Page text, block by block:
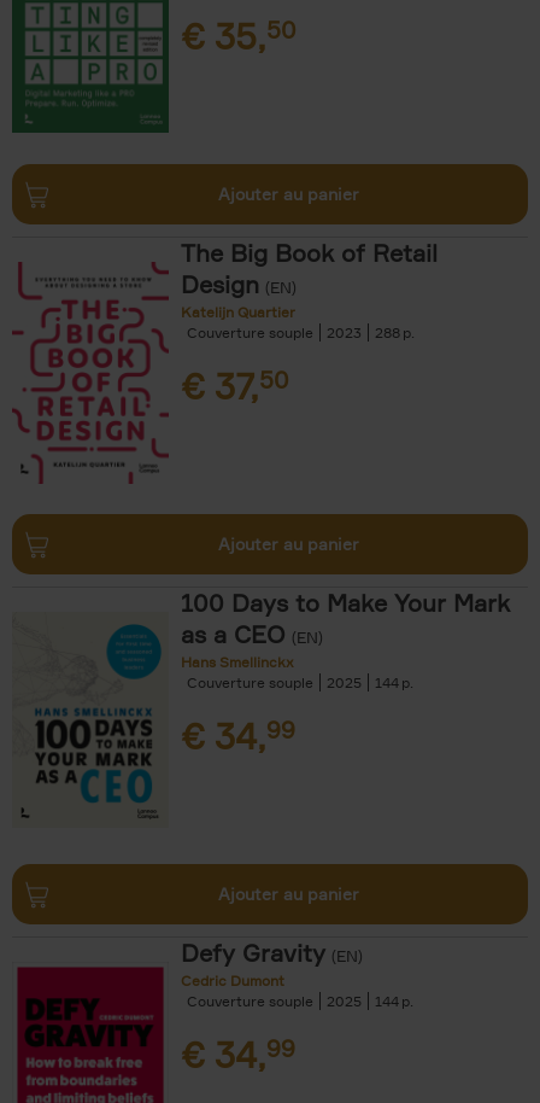
€ 35,50
Ajouter au panier
The Big Book of Retail
Design (EN)
Katelijn Quartier
Couverture souple
2023 288
€ 37,50
Ajouter au panier
100 Days to Make Your Mark
as a CEO (EN)
Hans Smellinckx
Couverture souple
2025 144
€ 34,99
Ajouter au panier
Defy Gravity (EN)
Cedric Dumont
Couverture souple
2025 144
€ 34,99